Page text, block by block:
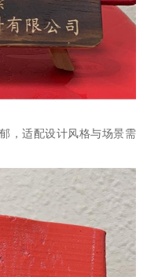
，适配设计风格与场景需